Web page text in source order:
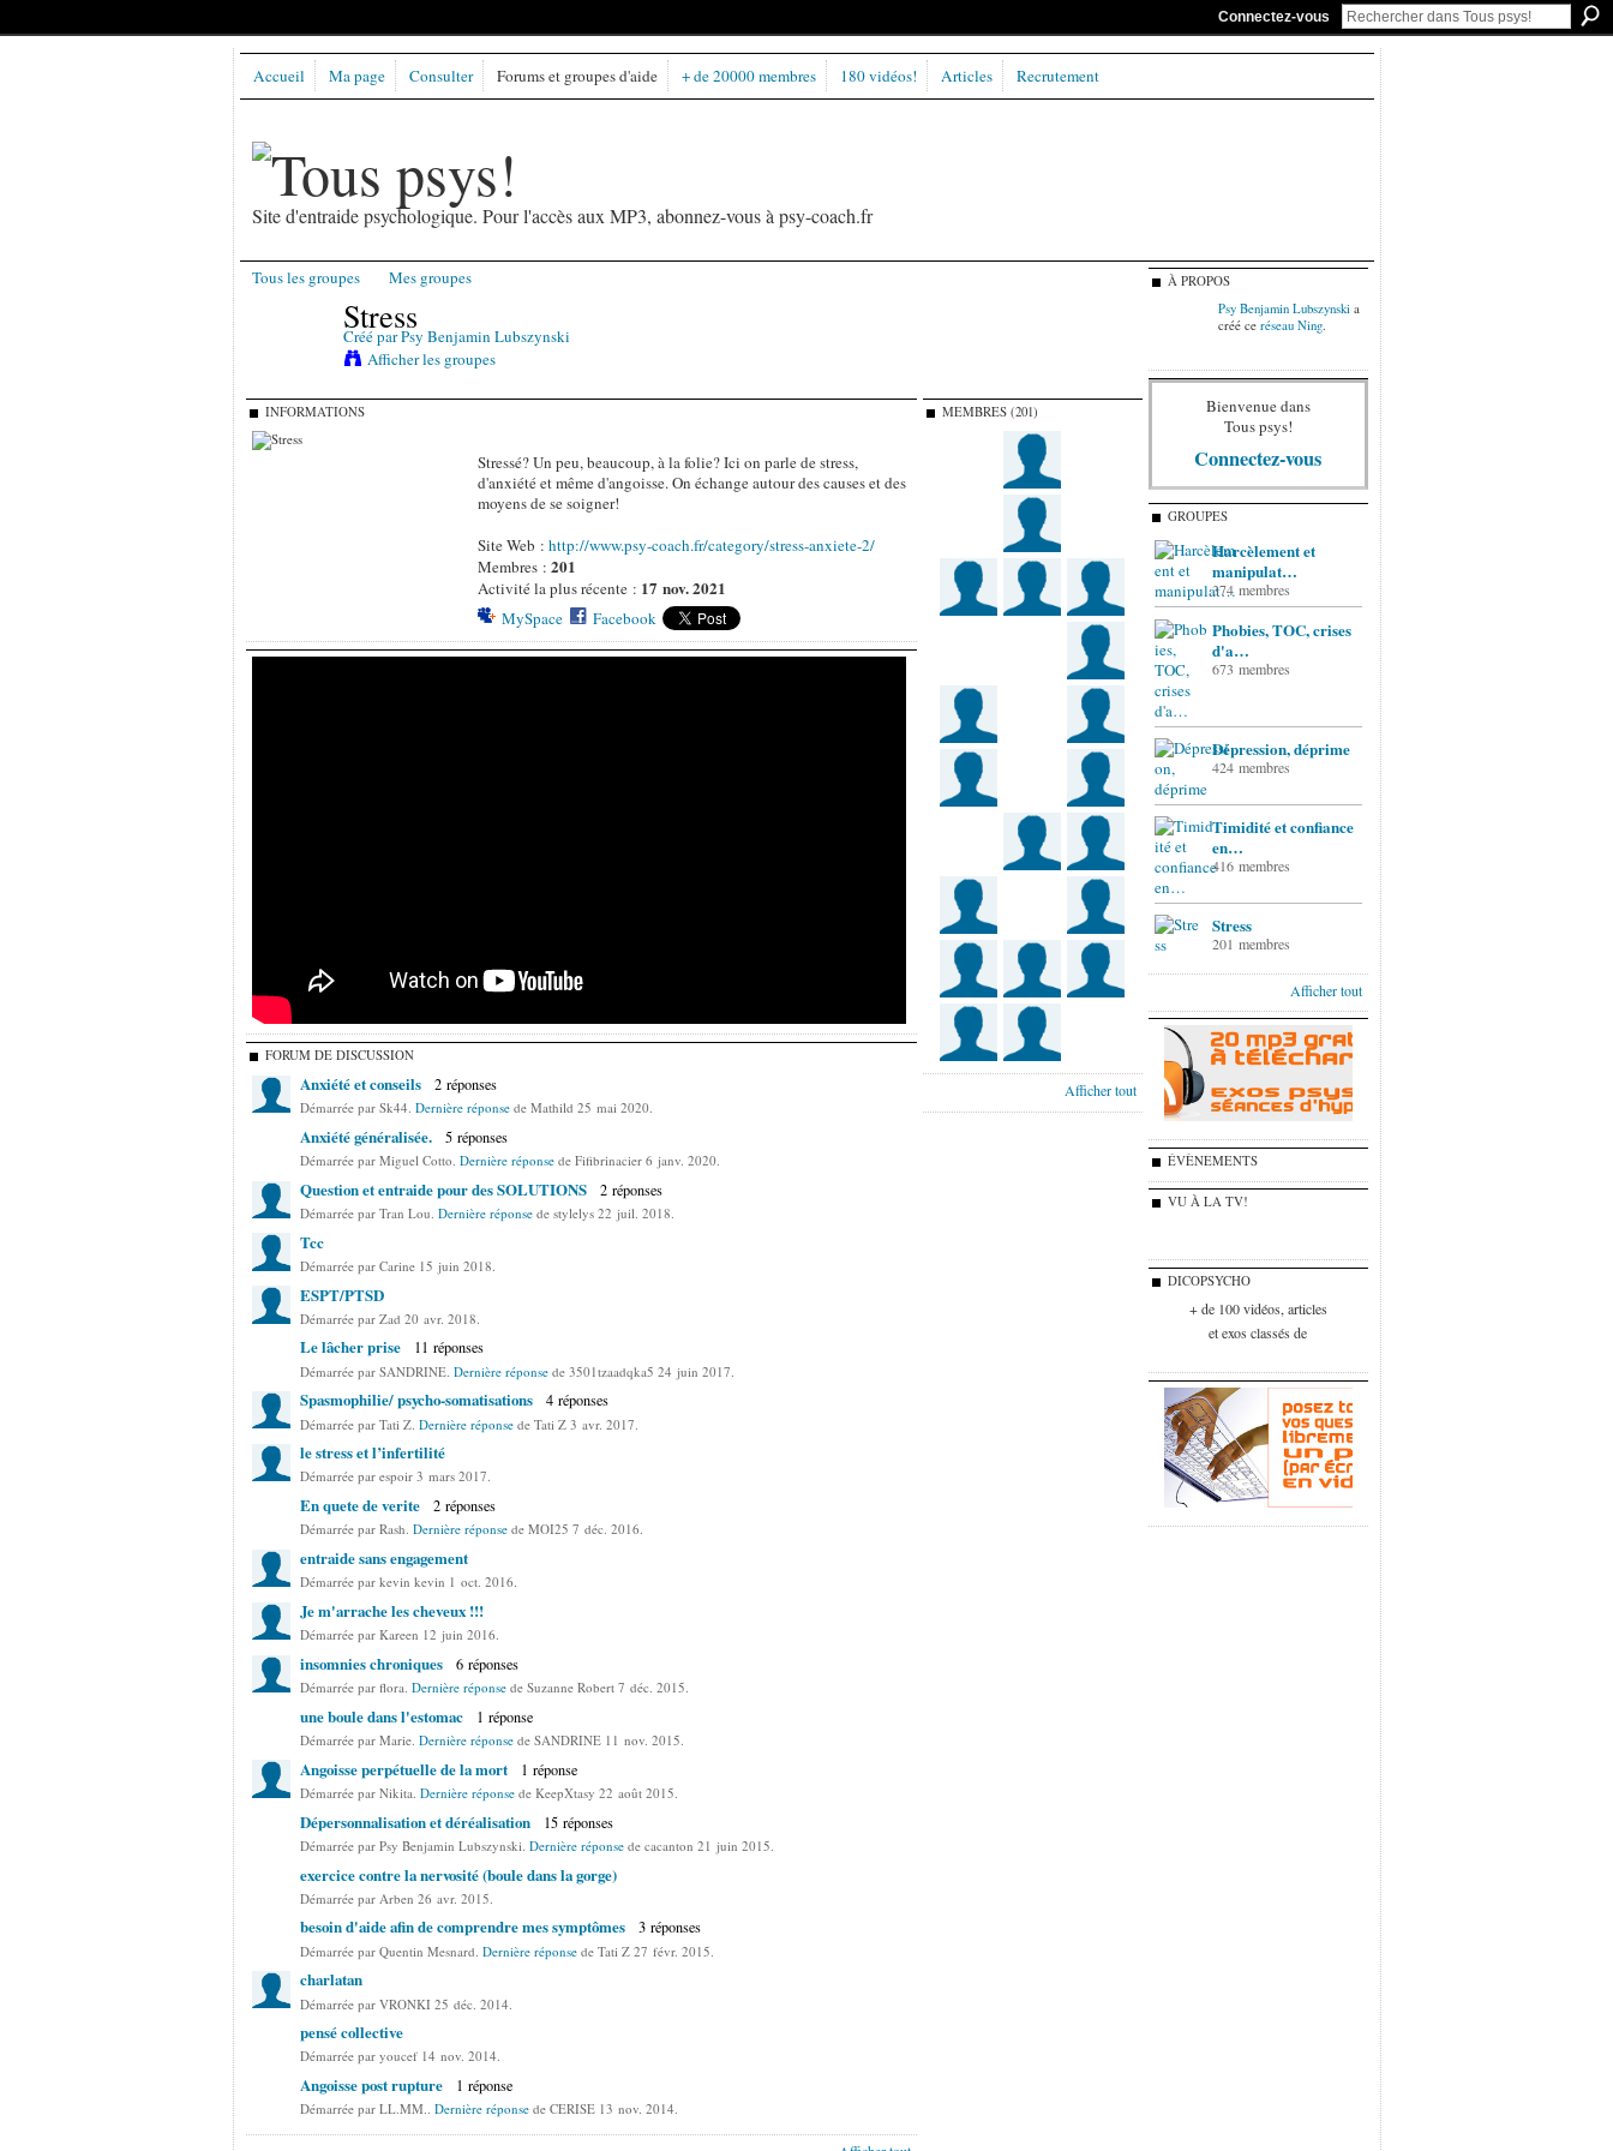
Connectez-vous
Site d'entraide psychologique. Pour l'accès aux MP3, abonnez-vous à psy-coach.fr
Accueil Ma page Consulter Forums et groupes d'aide + de 20000 membres 180 vidéos! Articles Recrutement
Tous les groupes Mes groupes
Stress
Créé parPsy Benjamin Lubszynski
Afficher les groupes
INFORMATIONS
Stressé? Un peu, beaucoup, à la folie? Ici on parle de stress,
d'anxiété et même d'angoisse. On échange autour des causes et des
moyens de se soigner!
Site Web : http://www.psy-coach.fr/category/stress-anxiete-2/
Membres : 201
Activité la plus récente : 17 nov. 2021
MySpace Facebook
FORUM DE DISCUSSION
Anxiété et conseils 2 réponses
Démarrée par Sk44. Dernière réponsede Mathild 25 mai 2020.
Anxiété généralisée. 5 réponses
Démarrée par Miguel Cotto. Dernière réponsede Fifibrinacier 6 janv. 2020.
Question et entraide pour des SOLUTIONS 2 réponses
Démarrée par Tran Lou. Dernière réponsede stylelys 22 juil. 2018.
Tcc
Démarrée par Carine 15 juin 2018.
ESPT/PTSD
Démarrée par Zad 20 avr. 2018.
Le lâcher prise 11 réponses
Démarrée par SANDRINE. Dernière réponsede 3501tzaadqka5 24 juin 2017.
Spasmophilie/ psycho-somatisations 4 réponses
Démarrée par Tati Z. Dernière réponsede Tati Z 3 avr. 2017.
le stress et l’infertilité
Démarrée par espoir 3 mars 2017.
En quete de verite 2 réponses
Démarrée par Rash. Dernière réponsede MOI25 7 déc. 2016.
entraide sans engagement
Démarrée par kevin kevin 1 oct. 2016.
Je m'arrache les cheveux !!!
Démarrée par Kareen 12 juin 2016.
insomnies chroniques 6 réponses
Démarrée par flora. Dernière réponsede Suzanne Robert 7 déc. 2015.
une boule dans l'estomac 1 réponse
Démarrée par Marie. Dernière réponsede SANDRINE 11 nov. 2015.
Angoisse perpétuelle de la mort 1 réponse
Démarrée par Nikita. Dernière réponsede KeepXtasy 22 août 2015.
Dépersonnalisation et déréalisation 15 réponses
Démarrée par Psy Benjamin Lubszynski. Dernière réponsede cacanton 21 juin 2015.
exercice contre la nervosité (boule dans la gorge)
Démarrée par Arben 26 avr. 2015.
besoin d'aide afin de comprendre mes symptômes 3 réponses
Démarrée par Quentin Mesnard. Dernière réponsede Tati Z 27 févr. 2015.
charlatan
Démarrée par VRONKI 25 déc. 2014.
pensé collective
Démarrée par youcef 14 nov. 2014.
Angoisse post rupture 1 réponse
Démarrée par LL.MM.. Dernière réponsede CERISE 13 nov. 2014.
MEMBRES (201)
Afficher tout
À PROPOS
Psy Benjamin Lubszynskia
créé ce réseau Ning.
Bienvenue dans
Tous psys!
Connectez-vous
GROUPES
Harcèlement et
manipulat…
374 membres
Phobies, TOC, crises
d'a…
673 membres
Dépression, déprime
424 membres
Timidité et confiance
en…
416 membres
Stress
201 membres
Afficher tout
ÉVÈNEMENTS
VU À LA TV!
DICOPSYCHO
+ de 100 vidéos, articles
et exos classés de